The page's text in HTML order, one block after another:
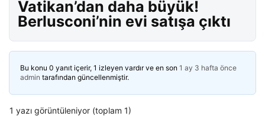
Vatikan’dan daha büyük!
Berlusconi’nin evi satışa çıktı
Bu konu 0 yanıt içerir, 1 izleyen vardır ve en son 1 ay 3 hafta önce
admin tarafından güncellenmiştir.
1 yazı görüntüleniyor (toplam 1)